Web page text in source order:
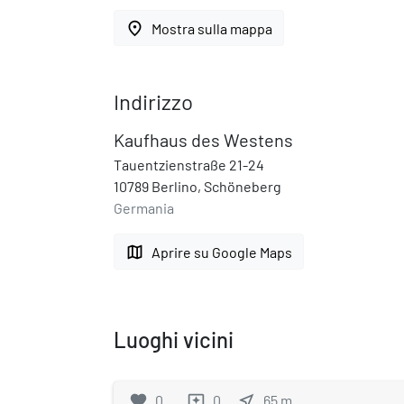
place Mostra sulla mappa
Indirizzo
Kaufhaus des Westens
Tauentzienstraße 21-24
10789 Berlino, Schöneberg
Germania
map Aprire su Google Maps
Luoghi vicini
0 0 65 m